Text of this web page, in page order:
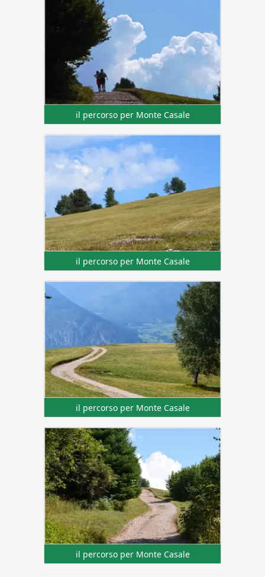
il percorso per Monte Casale
il percorso per Monte Casale
il percorso per Monte Casale
il percorso per Monte Casale